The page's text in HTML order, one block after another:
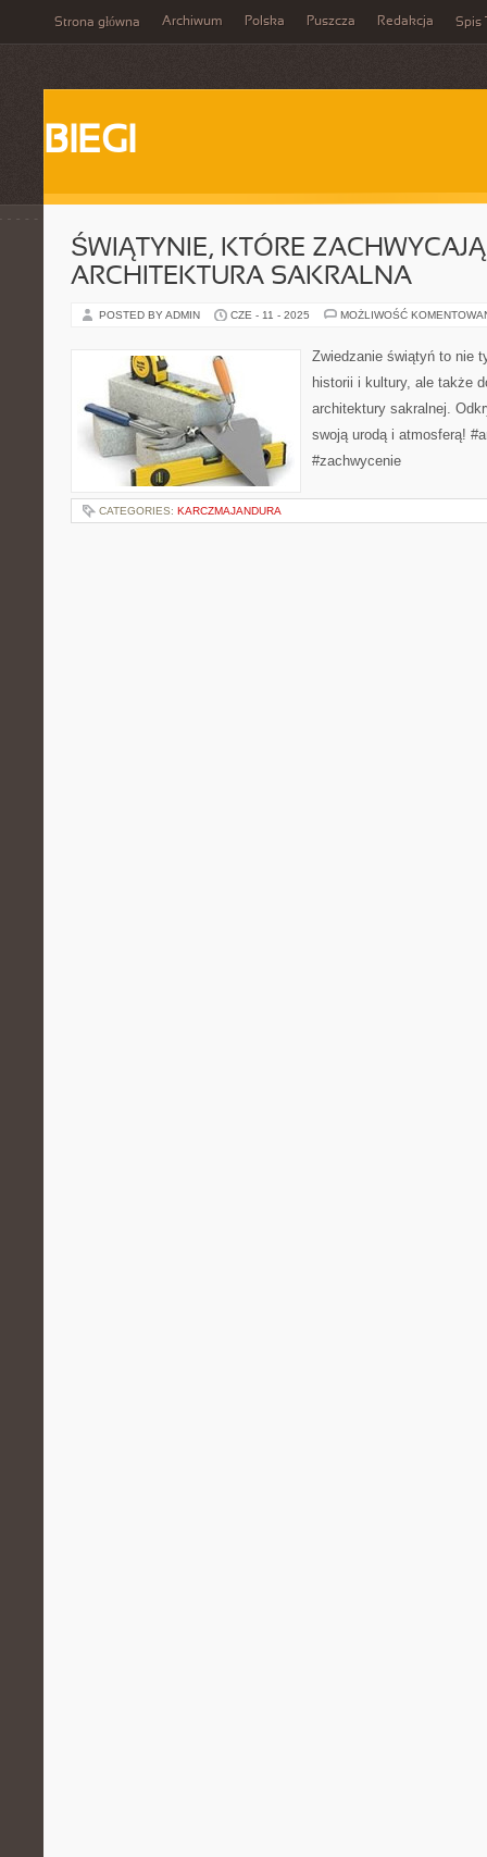
Strona główna Archiwum Polska Puszcza Redakcja Spis
BIEGI
ŚWIĄTYNIE, KTÓRE
ARCHITEKTURA SAKRALNA
POSTED BY ADMIN CZE - 11 - 2025 MOŻLIWOŚĆ
Zwiedzanie świątyń to nie
historii i kultury, ale także
architektury sakralnej.
swoją urodą i atmosferą!
#zachwycenie
CATEGORIES: KARCZMAJANDURA